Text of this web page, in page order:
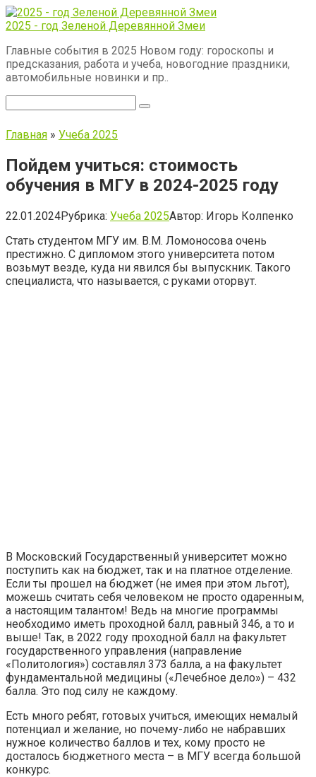
Перейти
к
2025 - год Зеленой Деревянной Змеи
Главные события в 2025 Новом году: гороскопы и
предсказания, работа и учеба, новогодние праздники,
автомобильные новинки и пр..
Главная » Учеба 2025
Пойдем учиться: стоимость
обучения в МГУ в 2024-2025 году
22.01.2024Рубрика: Учеба 2025Автор: Игорь Колпенко
Стать студентом МГУ им. В.М. Ломоносова очень
престижно. С дипломом этого университета потом
возьмут везде, куда ни явился бы выпускник. Такого
специалиста, что называется, с руками оторвут.
В Московский Государственный университет можно
поступить как на бюджет, так и на платное отделение.
Если ты прошел на бюджет (не имея при этом льгот),
можешь считать себя человеком не просто одаренным,
а настоящим талантом! Ведь на многие программы
необходимо иметь проходной балл, равный 346, а то и
выше! Так, в 2022 году проходной балл на факультет
государственного управления (направление
«Политология») составлял 373 балла, а на факультет
фундаментальной медицины («Лечебное дело») – 432
балла. Это под силу не каждому.
Есть много ребят, готовых учиться, имеющих немалый
потенциал и желание, но почему-либо не набравших
нужное количество баллов и тех, кому просто не
досталось бюджетного места – в МГУ всегда большой
конкурс.